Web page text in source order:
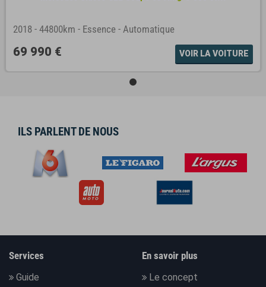
2018 - 44800km - Essence - Automatique
69 990 € VOIR LA VOITURE
ILS PARLENT DE NOUS
Services
Guide
En savoir plus
Le concept